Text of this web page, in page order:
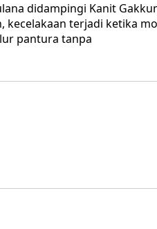
didampingi Kanit
kecelakaan terjadi ketika
pantura tanpa